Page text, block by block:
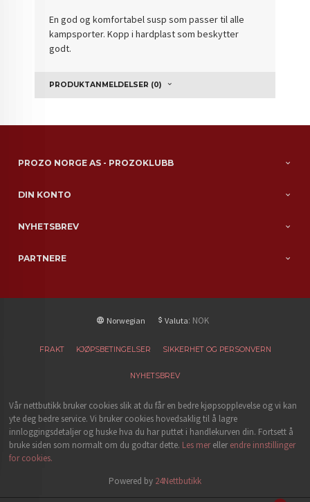
En god og komfortabel susp som passer til alle
kampsporter. Kopp i hardplast som beskytter
godt.
PRODUKTANMELDELSER (0)
PROZO NORGE AS - PROZOKLUBB
DIN KONTO
NYHETSBREV
PARTNERE
Norwegian Valuta: NOK
FRAKT KJØPSBETINGELSER SIKKERHET OG PERSONVERN
NYHETSBREV
Vår nettbutikk bruker cookies slik at du får en bedre kjøpsopplevelse og vi kan
yte deg bedre service. Vi bruker cookies hovedsaklig til å lagre
innloggingsdetaljer og huske hva du har puttet i handlekurven din. Fortsett å
bruke siden som normalt om du godtar dette. Les merellerendre innstillinger
for cookies.
Powered by 24Nettbutikk